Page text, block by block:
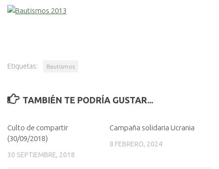
Etiquetas: Bautismos
TAMBIÉN TE PODRÍA GUSTAR...
Culto de compartir
(30/09/2018)
30 SEPTIEMBRE, 2018
Campaña solidaria Ucrania
8 FEBRERO, 2024